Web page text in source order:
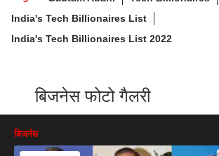
India's Tech Billionaires List
India's Tech Billionaires List 2022
बिजनेस फोटो गैलरी
बिजनेस